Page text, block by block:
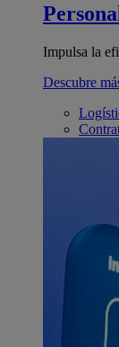
Impulsa la
Descubre